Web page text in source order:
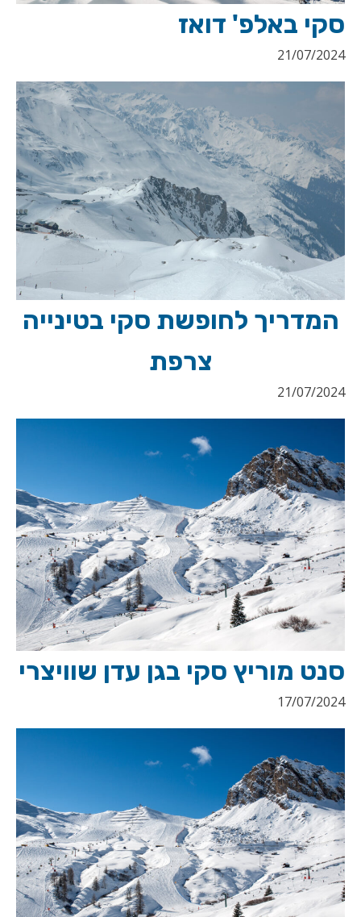
סקי באלפ' דואז
21/07/2024
המדריך לחופשת סקי בטינייה
צרפת
21/07/2024
סנט מוריץ סקי בגן עדן שוויצרי
17/07/2024